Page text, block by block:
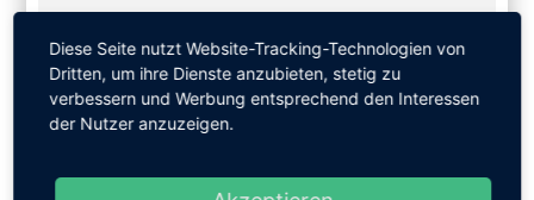
19.09.2023
Diese Seite nutzt Website-Tracking-Technologien von
Dritten, um ihre Dienste anzubieten, stetig zu
verbessern und Werbung entsprechend den Interessen
der Nutzer anzuzeigen.